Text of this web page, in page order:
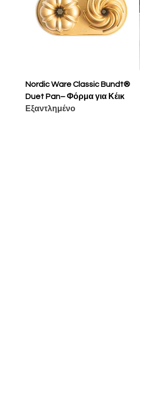
Nordic Ware Classic Bundt®
Duet Pan– Φόρμα για Κέικ
Εξαντλημένο